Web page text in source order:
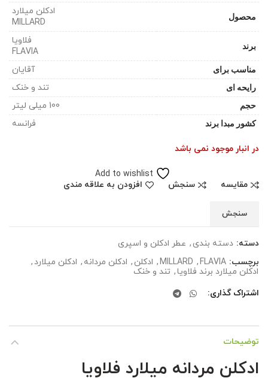
محصول
ادکلن میلارد
MILLARD
برند
فلاویا
FLAVIA
مناسب برای آقایان
رایحه ای تند و خنک
حجم 100 میلی لیتر
کشور مبدا برند فرانسه
در انبار موجود نمی باشد
Add to wishlist
مقایسه
سنجش افزودن به علاقه مندی
سنجش
دسته: دسته بندی , عطر ادکلن و اسپری
برچسب: FLAVIA
,
MILLARD
, ادکلن , ادکلن مردانه , ادکلن میلارد ,
ادکلن میلارد برند فلاویا, تند و خنک
اشتراک گذاری
توضیحات
ادکلن مردانه میلارد فلاویا